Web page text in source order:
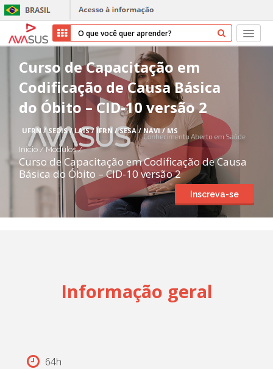
Início
Cursos
Parceiros
Sobre nós
Transparência
Repositório
Cadastrar
Curso de Capacitação em
Codificação de Causa Básica
do Óbito – CID-10 versão 2
UFRN / SEDIS / LAIS / IFRN / SESA / NAVI / MS
Início / Módulos/
Curso de Capacitação em Codificação de Causa
Básica do Óbito – CID-10 versão 2
Inscreva-se
Informação geral
64h